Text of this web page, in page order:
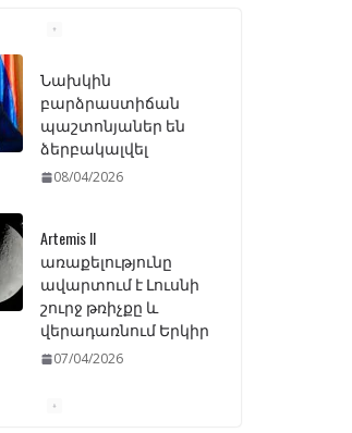
Նախկին
բարձրաստիճան
պաշտոնյաներ են
ձերբակալվել
08/04/2026
Artemis II
առաքելությունը
ավարտում է Լուսնի
շուրջ թռիչքը և
վերադառնում Երկիր
07/04/2026